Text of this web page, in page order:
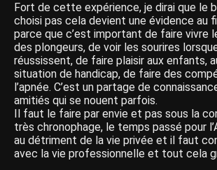
Fort de cette expérience, je dirai que le
choisi pas cela devient une évidence au
parce que c’est important de faire vivre
des plongeurs, de voir les sourires
réussissent, de faire plaisir aux enfants,
situation de handicap, de faire des
l’apnée. C’est un partage de
amitiés qui se nouent parfois.
Il faut le faire par envie et pas sous la
très chronophage, le temps passé pour
au détriment de la vie privée et il faut
avec la vie professionnelle et tout cela